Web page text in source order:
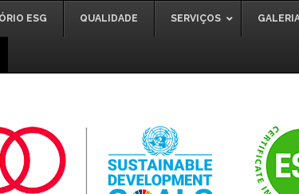
ESG QUALIDADE SERVIÇOS